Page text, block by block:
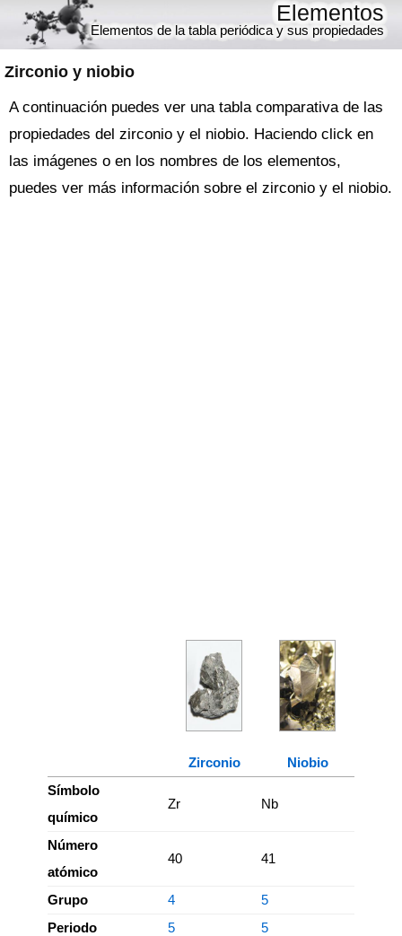
Zirconio y niobio
Elementos
Elementos de la tabla periódica y sus propiedades
A continuación puedes ver una tabla comparativa de las
propiedades del zirconio y el niobio. Haciendo click en
las imágenes o en los nombres de los elementos,
puedes ver más información sobre el zirconio y el niobio.
Zirconio
Niobio
Símbolo
químico
Zr Nb
Número
atómico
40 41
Grupo 4
5
Periodo
5
5